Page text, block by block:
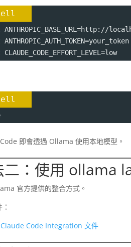
ANTHROPIC_BASE_URL=http://
ANTHROPIC_AUTH_TOKEN=your_token
CLAUDE_CODE_EFFORT_LEVEL=low
即會透過 Ollama 使用本地模型。
二：使用 ollama
官方提供的整合方式。
Code Integration 文件